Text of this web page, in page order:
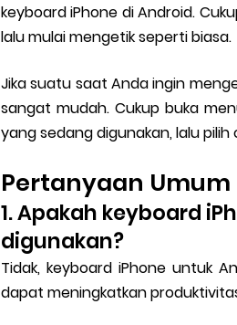
keyboard iPhone di Android.
lalu mulai mengetik seperti biasa.
Jika suatu saat Anda ingin
sangat mudah. Cukup buka
yang sedang digunakan, lalu
Pertanyaan Umum
1. Apakah keyboard
digunakan?
Tidak, keyboard iPhone untuk
dapat meningkatkan